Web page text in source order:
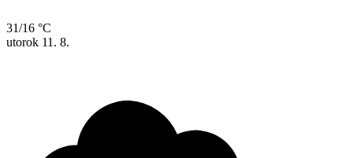
31/16 °C
utorok 11. 8.